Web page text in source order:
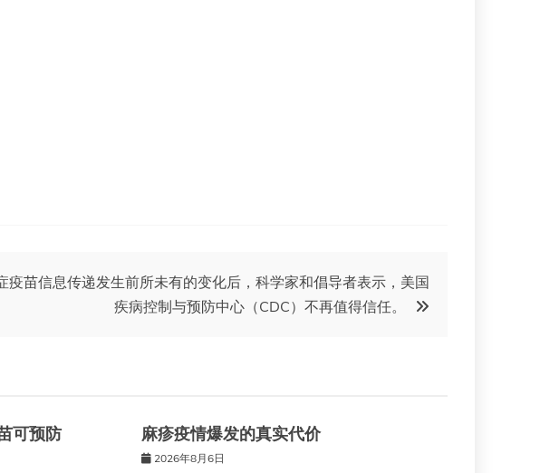
疫苗信息传递发生前所未有的变化后，科学家和倡导者表示，美国
疾病控制与预防中心（CDC）不再值得信任。
可预防
麻疹疫情爆发的真实代价
2026年8月6日